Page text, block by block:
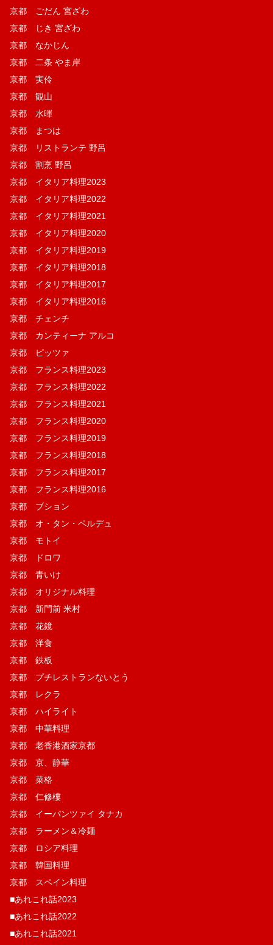
京都 ごだん 宮ざわ
京都 じき 宮ざわ
京都 なかじん
京都 二条 やま岸
京都 実伶
京都 観山
京都 水暉
京都 まつは
京都 リストランテ 野呂
京都 割烹 野呂
京都 イタリア料理2023
京都 イタリア料理2022
京都 イタリア料理2021
京都 イタリア料理2020
京都 イタリア料理2019
京都 イタリア料理2018
京都 イタリア料理2017
京都 イタリア料理2016
京都 チェンチ
京都 カンティーナ アルコ
京都 ピッツァ
京都 フランス料理2023
京都 フランス料理2022
京都 フランス料理2021
京都 フランス料理2020
京都 フランス料理2019
京都 フランス料理2018
京都 フランス料理2017
京都 フランス料理2016
京都 ブション
京都 オ・タン・ペルデュ
京都 モトイ
京都 ドロワ
京都 青いけ
京都 オリジナル料理
京都 新門前 米村
京都 花鏡
京都 洋食
京都 鉄板
京都 プチレストランないとう
京都 レクラ
京都 ハイライト
京都 中華料理
京都 老香港酒家京都
京都 京、静華
京都 菜格
京都 仁修樓
京都 イーパンツァイ タナカ
京都 ラーメン＆冷麺
京都 ロシア料理
京都 韓国料理
京都 スペイン料理
■あれこれ話2023
■あれこれ話2022
■あれこれ話2021